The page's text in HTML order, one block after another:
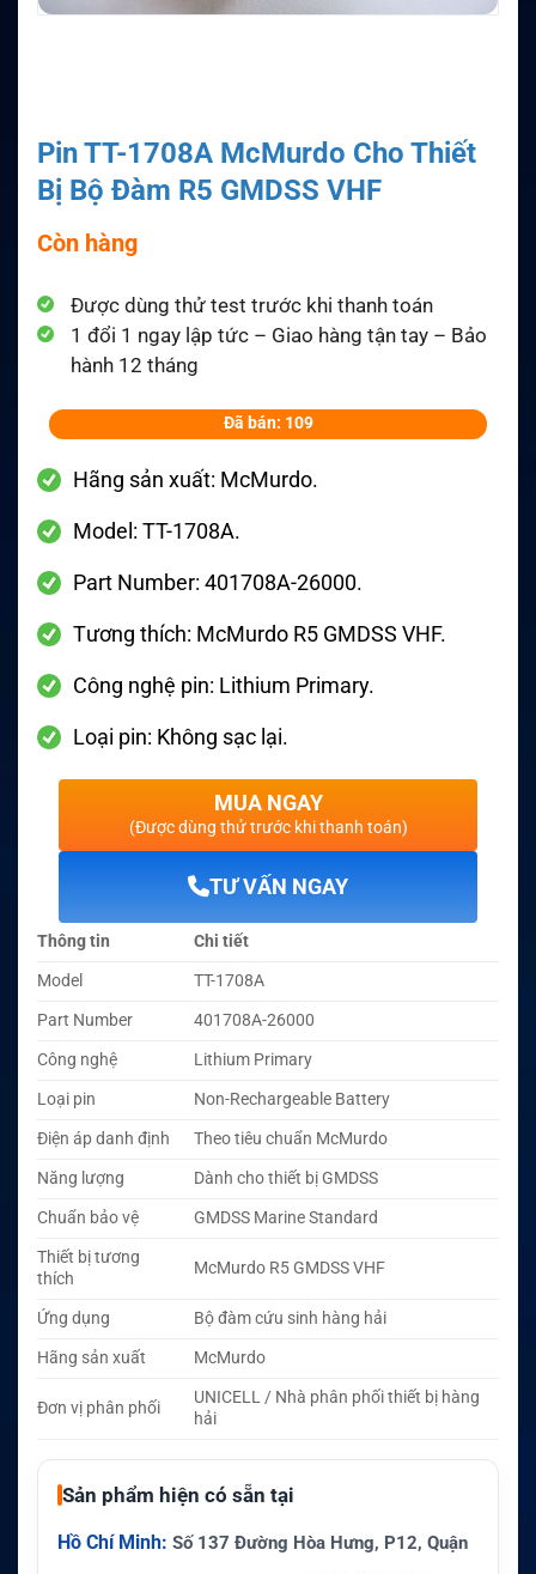
Pin TT-1708A McMurdo Cho Thiết
Bị Bộ Đàm R5 GMDSS VHF
Còn hàng
Được dùng thử test trước khi thanh toán
1 đổi 1 ngay lập tức – Giao hàng tận tay – Bảo
hành 12 tháng
Đã bán: 109
Hãng sản xuất: McMurdo.
Model: TT-1708A.
Part Number: 401708A-26000.
Tương thích: McMurdo R5 GMDSS VHF.
Công nghệ pin: Lithium Primary.
Loại pin: Không sạc lại.
MUA NGAY
(Được dùng thử trước khi thanh toán)
TƯ VẤN NGAY
Thông tin
Chi tiết
Model
TT-1708A
Part Number
401708A-26000
Công nghệ
Lithium Primary
Loại pin
Non-Rechargeable Battery
Điện áp danh định
Theo tiêu chuẩn McMurdo
Năng lượng
Dành cho thiết bị GMDSS
Chuẩn bảo vệ
GMDSS Marine Standard
Thiết bị tương
thích
McMurdo R5 GMDSS VHF
Ứng dụng
Bộ đàm cứu sinh hàng hải
Hãng sản xuất
McMurdo
Đơn vị phân phối
UNICELL / Nhà phân phối thiết bị hàng
hải
Sản phẩm hiện có sẵn tại
Hồ Chí Minh: Số 137 Đường Hòa Hưng, P12, Quận